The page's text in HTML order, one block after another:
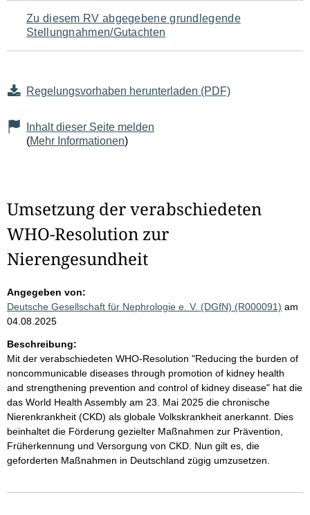
Seiteninhalt
Zu diesem RV abgegebene grundlegende
Stellungnahmen/Gutachten
Regelungsvorhaben herunterladen (PDF)
Inhalt dieser Seite melden
(Mehr Informationen)
Umsetzung der verabschiedeten
WHO-Resolution zur
Nierengesundheit
Angegeben von:
Deutsche Gesellschaft für Nephrologie e. V. (DGfN) (R000091) am
04.08.2025
Beschreibung:
Mit der verabschiedeten WHO-Resolution "Reducing the burden of
noncommunicable diseases through promotion of kidney health
and strengthening prevention and control of kidney disease" hat die
das World Health Assembly am 23. Mai 2025 die chronische
Nierenkrankheit (CKD) als globale Volkskrankheit anerkannt. Dies
beinhaltet die Förderung gezielter Maßnahmen zur Prävention,
Früherkennung und Versorgung von CKD. Nun gilt es, die
geforderten Maßnahmen in Deutschland zügig umzusetzen.